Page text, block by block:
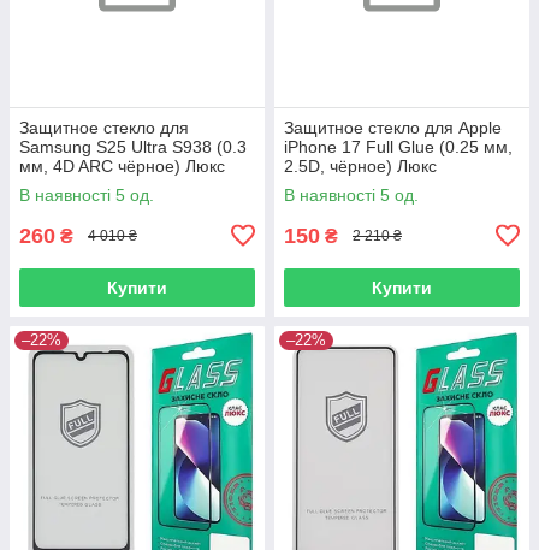
Защитное стекло для
Samsung S25 Ultra S938 (0.3
мм, 4D ARC чёрное) Люкс
В наявності 5 од.
260 ₴ 4 010 ₴
Купити
Защитное стекло для Apple
iPhone 17 Full Glue (0.25 мм,
2.5D, чёрное) Люкс
В наявності 5 од.
150 ₴ 2 210 ₴
Купити
–22% –22%